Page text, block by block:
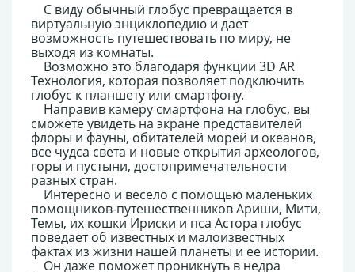
С виду обычный глобус превращается в
виртуальную энциклопедию и дает
возможность путешествовать по миру, не
выходя из комнаты.
Возможно это благодаря функции 3D AR
Технология, которая позволяет подключить
глобус к планшету или смартфону.
Направив камеру смартфона на глобус, вы
сможете увидеть на экране представителей
флоры и фауны, обитателей морей и океанов,
все чудса света и новые открытия археологов,
горы и пустыни, достопримечательности
разных стран.
Интересно и весело с помощью маленьких
помощников-путешественников Ариши, Мити,
Темы, их кошки Ириски и пса Астора глобус
поведает об известных и малоизвестных
фактах из жизни нашей планеты и ее истории.
Он даже поможет проникнуть в недра